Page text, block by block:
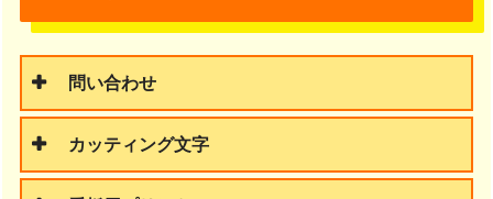
問い合わせ
カッティング文字